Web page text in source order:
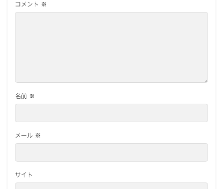
コメント ※
名前 ※
メール ※
サイト